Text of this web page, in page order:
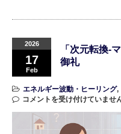
2026
17
Feb
「次元転換-
御礼
エネルギー波動・ヒーリング,
コメントを受け付けていませ